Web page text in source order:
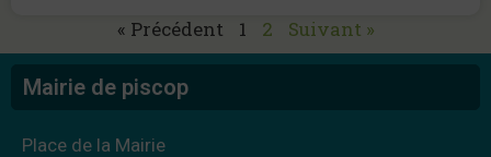
« Précédent 1 2 Suivant »
Mairie de piscop
Place de la Mairie